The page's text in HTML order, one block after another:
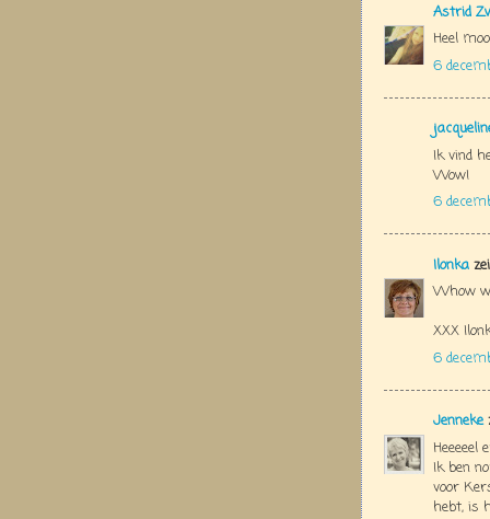
Astrid
Heel
6
Ik vind
Wow!
6
Ilonka zei
Whow
XXX
6
Jenneke
Heeeeel
Ik ben
voor
hebt, is